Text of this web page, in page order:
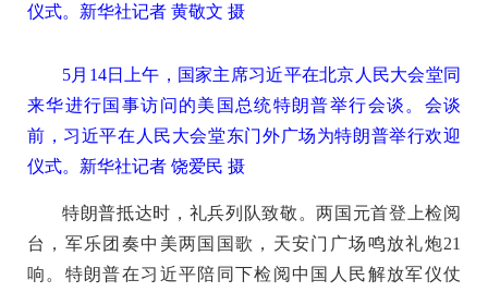
仪式。新华社记者 黄敬文 摄
5月14日上午，国家主席习近平在北京人民大会堂同
来华进行国事访问的美国总统特朗普举行会谈。会谈
前，习近平在人民大会堂东门外广场为特朗普举行欢迎
仪式。新华社记者 饶爱民 摄
特朗普抵达时，礼兵列队致敬。两国元首登上检阅
台，军乐团奏中美两国国歌，天安门广场鸣放礼炮21
响。特朗普在习近平陪同下检阅中国人民解放军仪仗